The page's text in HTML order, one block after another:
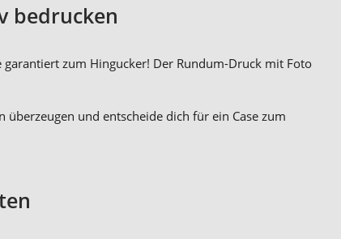
bedrucken
zum Hingucker! Der Rundum-Druck mit Foto
überzeugen und entscheide dich für ein Case zum